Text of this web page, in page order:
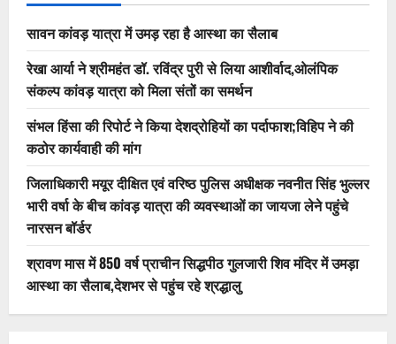
सावन कांवड़ यात्रा में उमड़ रहा है आस्था का सैलाब
रेखा आर्या ने श्रीमहंत डॉ. रविंद्र पुरी से लिया आशीर्वाद,ओलंपिक
संकल्प कांवड़ यात्रा को मिला संतों का समर्थन
संभल हिंसा की रिपोर्ट ने किया देशद्रोहियों का पर्दाफाश;विहिप ने की
कठोर कार्यवाही की मांग
जिलाधिकारी मयूर दीक्षित एवं वरिष्ठ पुलिस अधीक्षक नवनीत सिंह भुल्लर
भारी वर्षा के बीच कांवड़ यात्रा की व्यवस्थाओं का जायजा लेने पहुंचे
नारसन बॉर्डर
श्रावण मास में 850 वर्ष प्राचीन सिद्धपीठ गुलजारी शिव मंदिर में उमड़ा
आस्था का सैलाब,देशभर से पहुंच रहे श्रद्धालु